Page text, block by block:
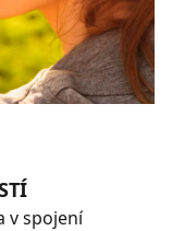
v spojení